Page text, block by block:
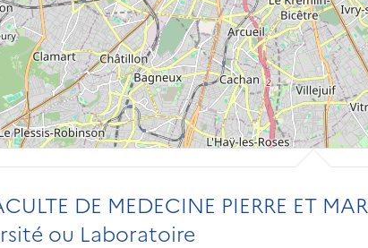
DE MEDECINE PIERRE ET
ou Laboratoire